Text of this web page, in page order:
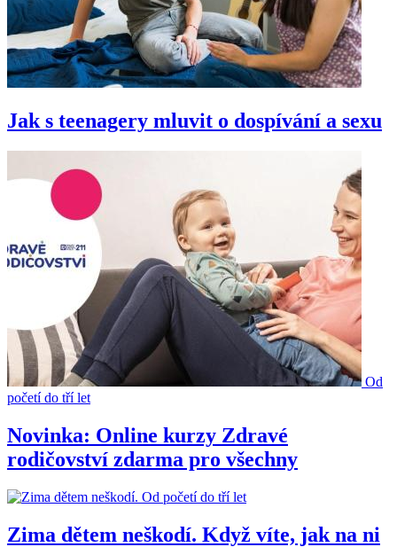
Jak s teenagery mluvit o dospívání a sexu
Od
početí do tří let
Novinka: Online kurzy Zdravé
rodičovství zdarma pro všechny
Od početí do tří let
Zima dětem neškodí. Když víte, jak na ni